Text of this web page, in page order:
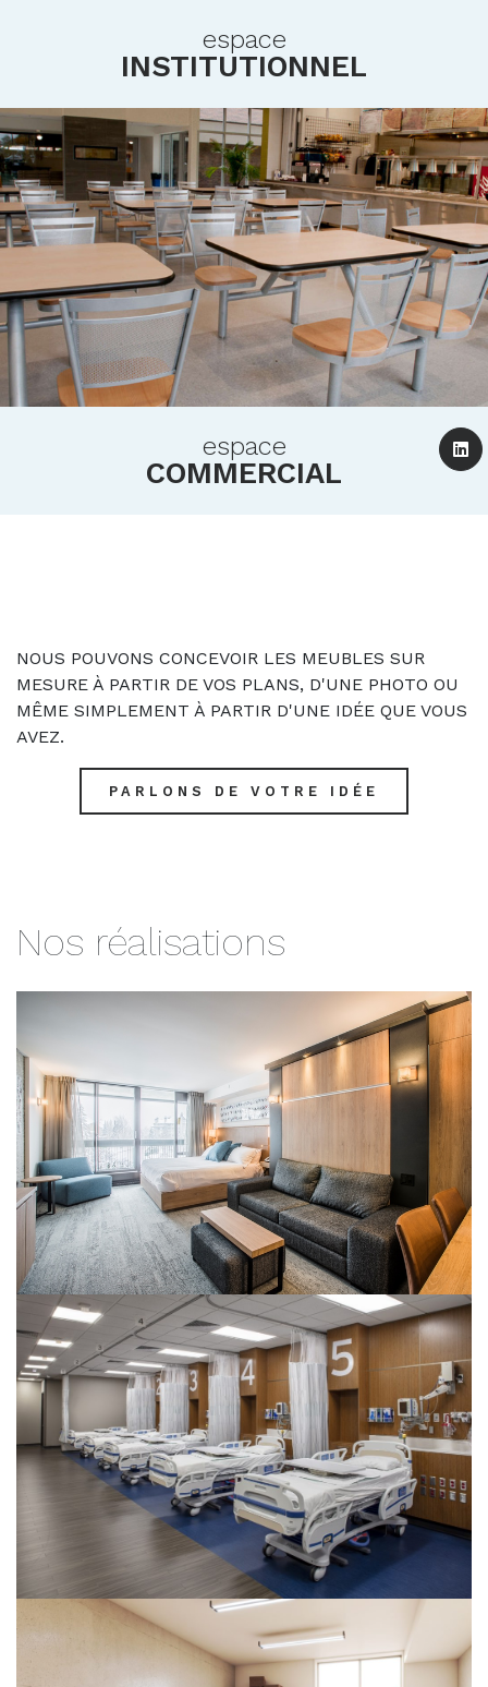
espace
INSTITUTIONNEL
espace
COMMERCIAL
NOUS POUVONS CONCEVOIR LES MEUBLES SUR
MESURE À PARTIR DE VOS PLANS, D'UNE PHOTO OU
MÊME SIMPLEMENT À PARTIR D'UNE IDÉE QUE VOUS
AVEZ.
PARLONS DE VOTRE IDÉE
Nos réalisations